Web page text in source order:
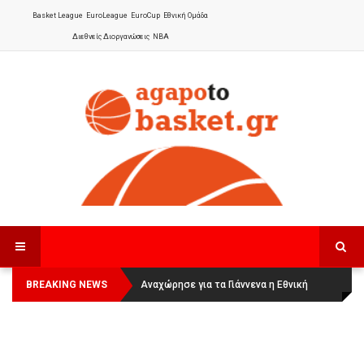
Basket League EuroLeague EuroCup Εθνική Ομάδα
Διεθνείς Διοργανώσεις NBA
BREAKING NEWS
Οι Πάνθηρες Καβάλας στην Women
Basketball League 1
Αναχώρησε για τα Γιάννενα η Εθνική
Γυναικών: